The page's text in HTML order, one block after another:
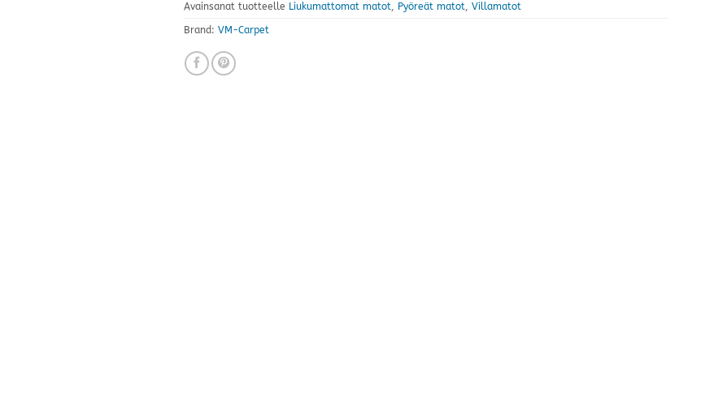
Avainsanat tuotteelle Liukumattomat matot, Pyöreät matot, Villamatot
Brand: VM-Carpet